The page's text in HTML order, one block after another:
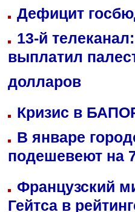
Дефицит
13-й
выплатил
долларов
Кризис в
В январе
подешевеют на
Французский